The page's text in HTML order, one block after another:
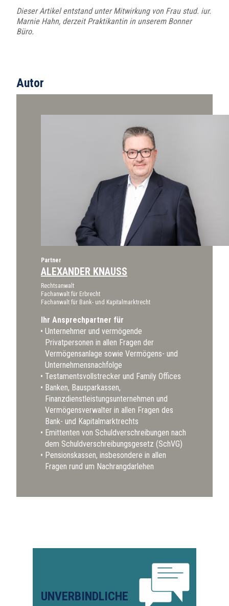
Dieser Artikel entstand unter Mitwirkung von Frau stud. iur.
Marnie Hahn, derzeit Praktikantin in unserem Bonner
Büro.
Autor
Partner
ALEXANDER KNAUSS
Rechtsanwalt
Fachanwalt für Erbrecht
Fachanwalt für Bank- und Kapitalmarktrecht
Ihr Ansprechpartner für
Unternehmer und vermögende
Privatpersonen in allen Fragen der
Vermögensanlage sowie Vermögens- und
Unternehmensnachfolge
Testamentsvollstrecker und Family Offices
Banken, Bausparkassen,
Finanzdienstleistungsunternehmen und
Vermögensverwalter in allen Fragen des
Bank- und Kapitalmarktrechts
Emittenten von Schuldverschreibungen nach
dem Schuldverschreibungsgesetz (SchVG)
Pensionskassen, insbesondere in allen
Fragen rund um Nachrangdarlehen
UNVERBINDLICHE